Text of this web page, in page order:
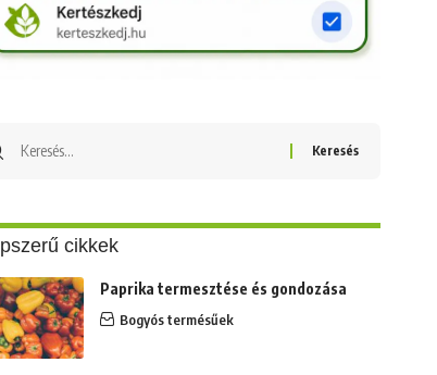
cikkek
Paprika termesztése és gondozása
Bogyós termésűek